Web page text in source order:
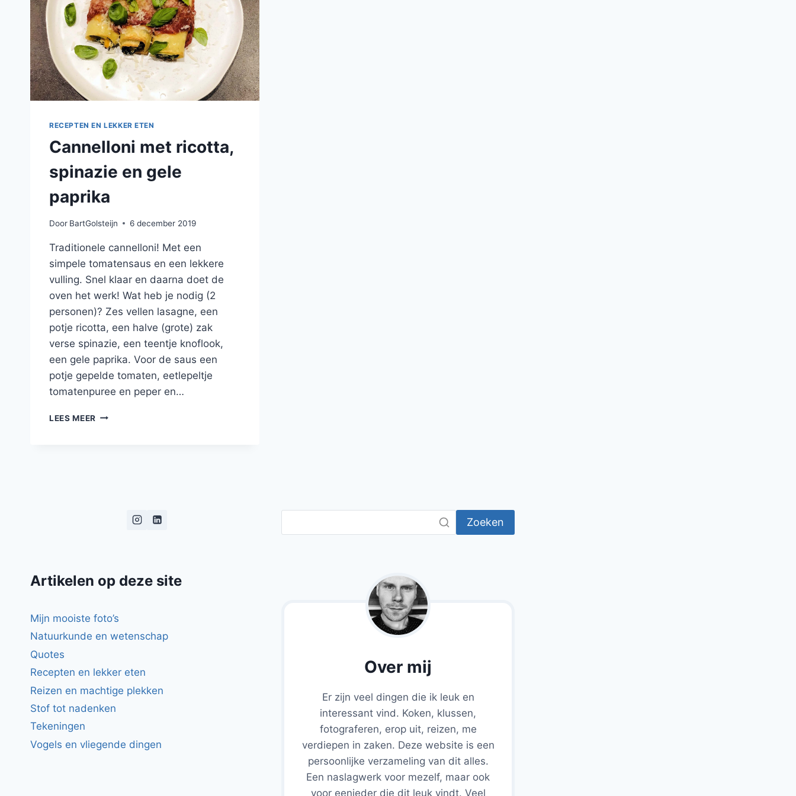
RECEPTEN EN LEKKER ETEN
Cannelloni met ricotta,
spinazie en gele
paprika
Door BartGolsteijn 6 december 2019
Traditionele cannelloni! Met een
simpele tomatensaus en een lekkere
vulling. Snel klaar en daarna doet de
oven het werk! Wat heb je nodig (2
personen)? Zes vellen lasagne, een
potje ricotta, een halve (grote) zak
verse spinazie, een teentje knoflook,
een gele paprika. Voor de saus een
potje gepelde tomaten, eetlepeltje
tomatenpuree en peper en…
LEES MEER CANNELLONI
Zoeken
Artikelen op deze site
Mijn mooiste foto’s
Natuurkunde en wetenschap
Quotes
Recepten en lekker eten
Reizen en machtige plekken
Stof tot nadenken
Tekeningen
Vogels en vliegende dingen
Over mij
Er zijn veel dingen die ik leuk en
interessant vind. Koken, klussen,
fotograferen, erop uit, reizen, me
verdiepen in zaken. Deze website is een
persoonlijke verzameling van dit alles.
Een naslagwerk voor mezelf, maar ook
voor eenieder die dit leuk vindt. Veel